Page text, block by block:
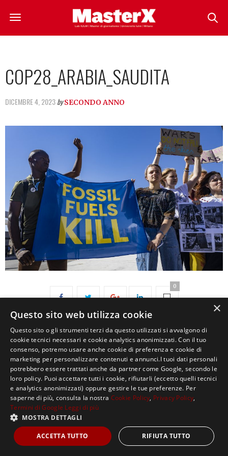
COP28_ARABIA_SAUDITA
DICEMBRE 4, 2023by SECONDO ANNO
0
Copyright ©2021, MASTERX Tutti i diritti riservati.
×
Questo sito web utilizza cookie
Questo sito o gli strumenti terzi da questo utilizzati si avvalgono di
cookie tecnici necessari e cookie analytics anonimizzati. Con il tuo
consenso, potremo usare anche cookie di preferenza e cookie di
marketing per personalizzare contenuti e annunci.I tuoi dati personali
potrebbero essere trattati anche da partner come Google, secondo le
loro policy. Puoi accettare tutti i cookie, rifiutarli (eccetto quelli tecnici
e analytics anonimizzati) oppure gestire le tue preferenze. Per
saperne di più, consulta la nostra Cookie Policy, Privacy Policy,
Termini di Google Leggi di più
MOSTRA DETTAGLI
ACCETTA TUTTO RIFIUTA TUTTO